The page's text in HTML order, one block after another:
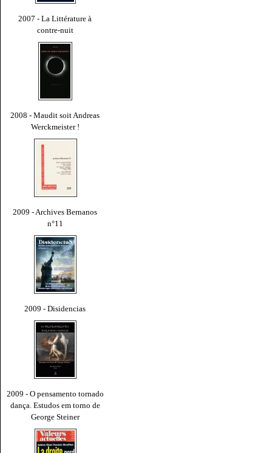
2007 - La Littérature à
contre-nuit
2008 - Maudit soit Andreas
Werckmeister !
2009 - Archives Bernanos
n°11
2009 - Disidencias
2009 - O pensamento tornado
dança. Estudos em torno de
George Steiner